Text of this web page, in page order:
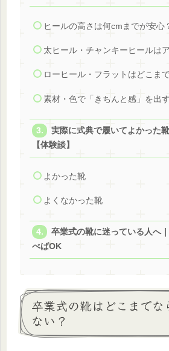
ヒールの高さは何cmまでが安心
太ヒール・チャンキーヒールは
ローヒール・フラットはどこま
素材・色で「きちんと感」を出
実際に式典で履いてよかった
【体験談】
よかった靴
よくなかった靴
卒業式の靴に迷っている人へ
べばOK
卒業式の靴はどこまでな
ない？